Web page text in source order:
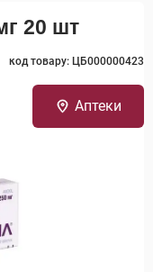
20 шт
код товару: ЦБ000000423
Аптеки